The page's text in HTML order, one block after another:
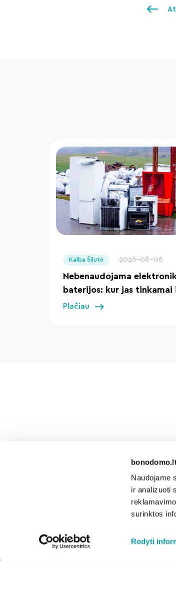
Naudojame
ir analizuoti
surinktos
Rodyti
Kalba Šilutė 2026-08-06
Nebenaudojama
baterijos: kur jas tinkamai
Plačiau